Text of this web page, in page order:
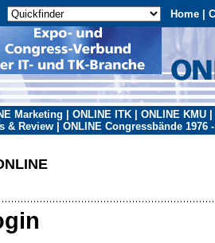
Home
Marketing ONLINE ITK ONLINE KMU
& Review ONLINE Congressbände 1976